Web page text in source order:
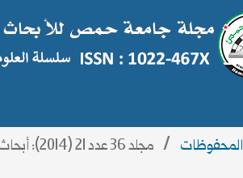
المحفوظات / مجلد 36 عدد 21 (2014): أبحاث العدد 21